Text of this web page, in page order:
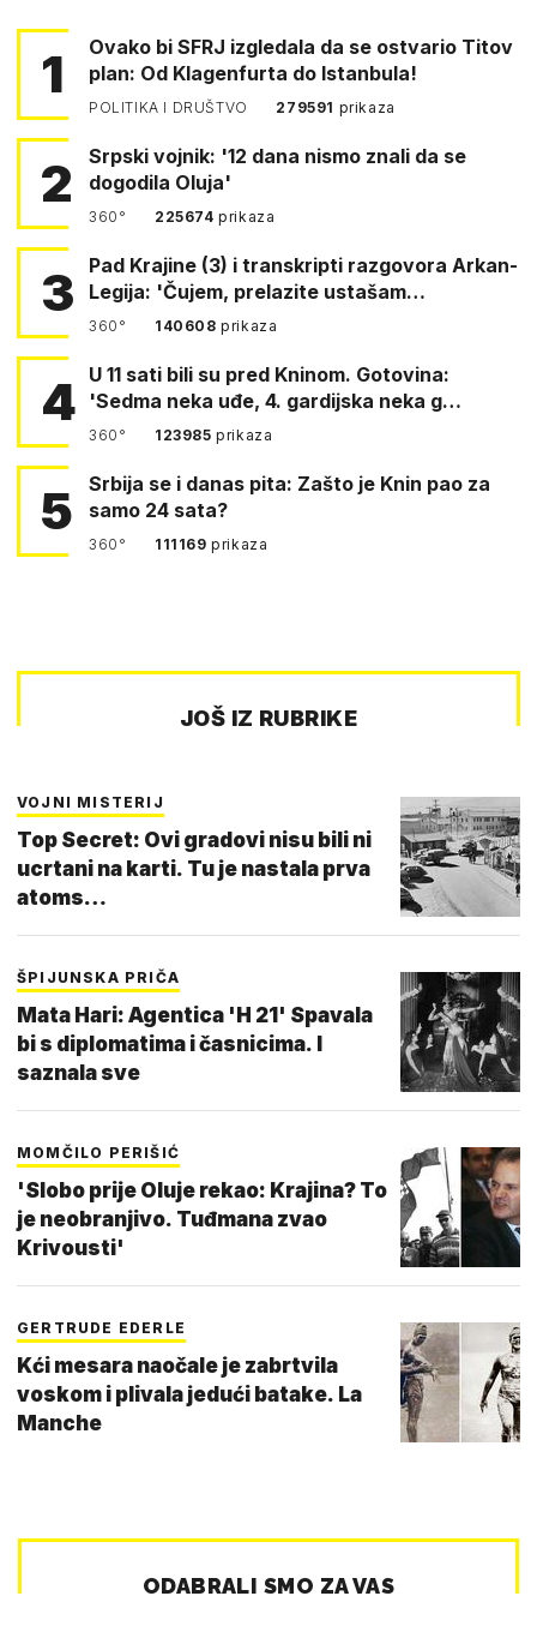
1
Ovako bi SFRJ izgledala da se ostvario Titov
plan: Od Klagenfurta do Istanbula!
POLITIKA I DRUŠTVO 279591 prikaza
2
Srpski vojnik: '12 dana nismo znali da se
dogodila Oluja'
360° 225674prikaza
3
Pad Krajine (3) i transkripti razgovora Arkan-
Legija: 'Čujem, prelazite ustašam…
360° 140608prikaza
4 U 11 sati bili su pred Kninom. Gotovina:
'Sedma neka uđe, 4. gardijska neka g…
360° 123985prikaza
5
Srbija se i danas pita: Zašto je Knin pao za
samo 24 sata?
360° 111169prikaza
JOŠ IZ RUBRIKE
VOJNI MISTERIJ
Top Secret: Ovi gradovi nisu bili ni
ucrtani na karti. Tu je nastala prva
atoms…
ŠPIJUNSKA PRIČA
Mata Hari: Agentica 'H 21' Spavala
bi s diplomatima i časnicima. I
saznala sve
MOMČILO PERIŠIĆ
'Slobo prije Oluje rekao: Krajina? To
je neobranjivo. Tuđmana zvao
Krivousti'
GERTRUDE EDERLE
Kći mesara naočale je zabrtvila
voskom i plivala jedući batake. La
Manche